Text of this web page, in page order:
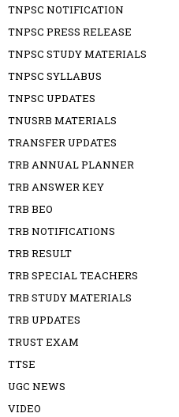
TNPSC NOTIFICATION
TNPSC PRESS RELEASE
TNPSC STUDY MATERIALS
TNPSC SYLLABUS
TNPSC UPDATES
TNUSRB MATERIALS
TRANSFER UPDATES
TRB ANNUAL PLANNER
TRB ANSWER KEY
TRB BEO
TRB NOTIFICATIONS
TRB RESULT
TRB SPECIAL TEACHERS
TRB STUDY MATERIALS
TRB UPDATES
TRUST EXAM
TTSE
UGC NEWS
VIDEO